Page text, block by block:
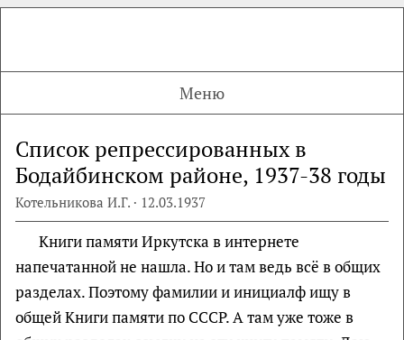
Меню
Список репрессированных в
Бодайбинском районе, 1937-38 годы
Котельникова И.Г. · 12.03.1937
Книги памяти Иркутска в интернете
напечатанной не нашла. Но и там ведь всё в общих
разделах. Поэтому фамилии и инициалф ищу в
общей Книги памяти по СССР. А там уже тоже в